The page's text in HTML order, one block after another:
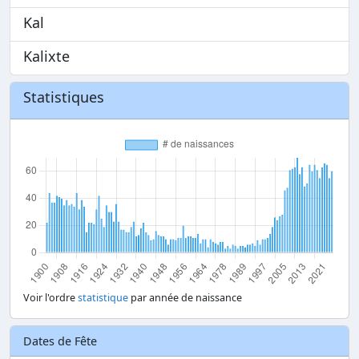
Kal
Kalixte
Statistiques
Voir l'ordrestatistique par année de naissance
Dates de Fête